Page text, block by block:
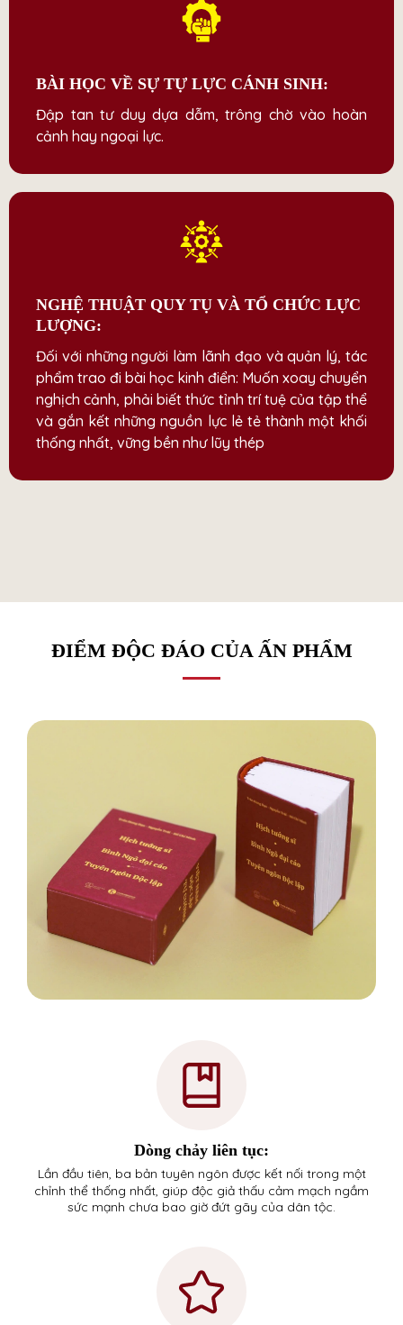
BÀI HỌC VỀ SỰ TỰ LỰC CÁNH SINH:
Đập tan tư duy dựa dẫm, trông chờ vào hoàn
cảnh hay ngoại lực.
NGHỆ THUẬT QUY TỤ VÀ TỔ CHỨC LỰC
LƯỢNG:
Đối với những người làm lãnh đạo và quản lý, tác
phẩm trao đi bài học kinh điển: Muốn xoay chuyển
nghịch cảnh, phải biết thức tỉnh trí tuệ của tập thể
và gắn kết những nguồn lực lẻ tẻ thành một khối
thống nhất, vững bền như lũy thép
ĐIỂM ĐỘC ĐÁO CỦA ẤN PHẨM
Dòng chảy liên tục:
Lần đầu tiên, ba bản tuyên ngôn được kết nối trong một
chỉnh thể thống nhất, giúp độc giả thấu cảm mạch ngầm
sức mạnh chưa bao giờ đứt gãy của dân tộc.